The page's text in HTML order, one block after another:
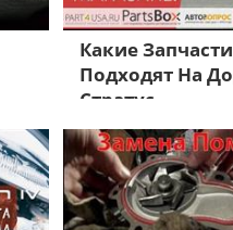
Какие Запчасти
Подходят На
Стратус